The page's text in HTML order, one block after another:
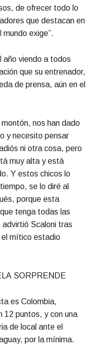
de ofrecer todo lo
que destacan en
mundo exige”.
año viendo a todos
que su entrenador,
de prensa, aún en el
nos han dado
y necesito pensar
ni otra cosa, pero
muy alta y está
Y estos chicos lo
se lo diré al
porque esta
tenga todas las
advirtió Scaloni tras
el mítico estadio
SORPRENDE
es Colombia,
12 puntos, y con una
de local ante el
por la mínima.